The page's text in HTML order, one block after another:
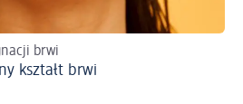
brwi
kształt brwi